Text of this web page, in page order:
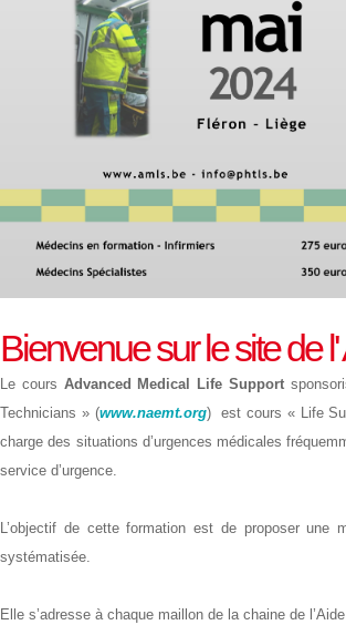
Bienvenue sur le site de
Le cours Advanced Medical Life Support
Technicians » (www.naemt.org) est cours « Life
charge des situations d’urgences médicales
service d’urgence.
L’objectif de cette formation est de proposer une
systématisée.
Elle s’adresse à chaque maillon de la chaine de